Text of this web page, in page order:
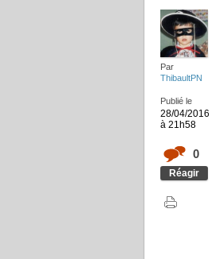
Par
ThibaultPN
Publié le
28/04/2016
à 21h58
0
Réagir